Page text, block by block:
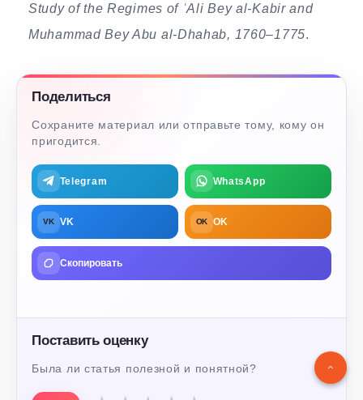
Study of the Regimes of ʿAli Bey al-Kabir and
Muhammad Bey Abu al-Dhahab, 1760–1775.
Поделиться
Сохраните материал или отправьте тому, кому он
пригодится.
Telegram WhatsApp
VK VK OK OK
Скопировать
Поставить оценку
Была ли статья полезной и понятной?